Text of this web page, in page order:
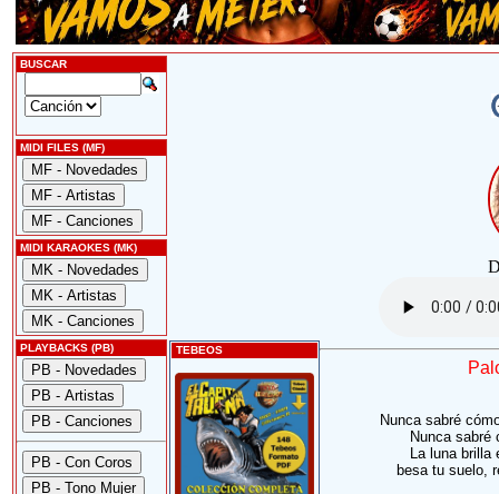
BUSCAR
MIDI FILES (MF)
MIDI KARAOKES (MK)
PLAYBACKS (PB) TEBEOS
Nunca sabré
Nunca sabré
La luna brilla
besa tu suelo,